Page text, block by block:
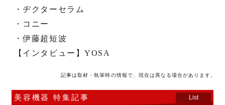
・ヂクターセラム
・コニー
・伊藤超短波
【インタビュー】YOSA
記事は取材・執筆時の情報で、現在は異なる場合があります。
美容機器 特集記事 List